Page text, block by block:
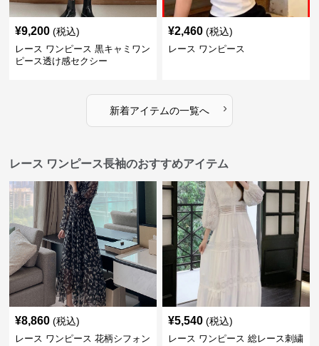
¥9,200 (税込)
レース ワンピース 黒キャミワン
ピース透け感セクシー
¥2,460 (税込)
レース ワンピース
新着アイテムの一覧へ ›
レース ワンピース長袖のおすすめアイテム
¥8,860 (税込)
レース ワンピース 花柄シフォン
¥5,540 (税込)
レース ワンピース 総レース刺繍